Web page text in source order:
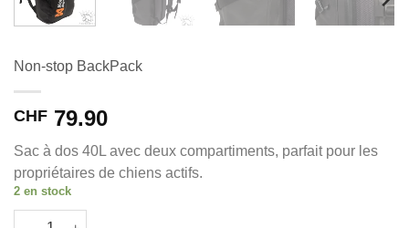
Non-stop BackPack
CHF 79.90
Sac à dos 40L avec deux compartiments, parfait pour les
propriétaires de chiens actifs.
2 en stock
quantité de Non-stop BackPack
Alternative: